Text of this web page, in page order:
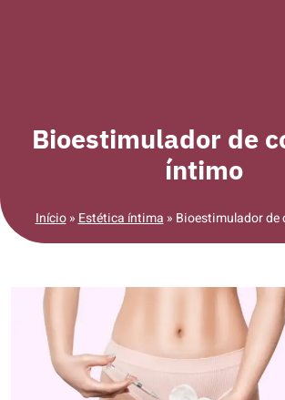
Bioestimulador de
íntimo
Início» Estética íntima » Bioestimulador de